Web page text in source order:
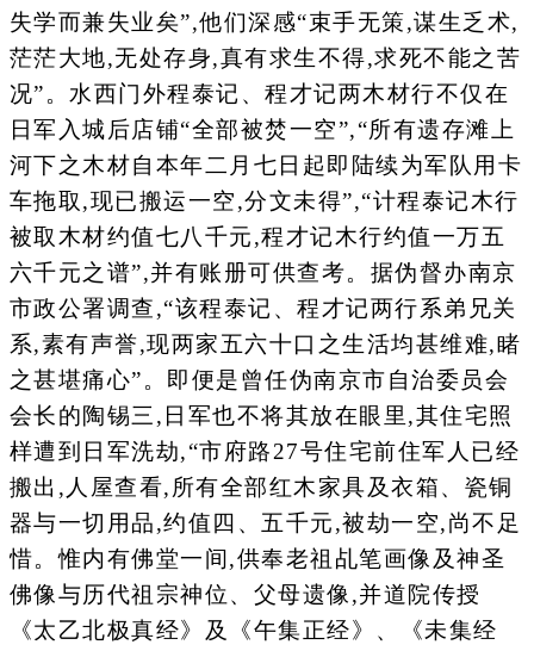
失学而兼失业矣”,他们深感“束手无策,谋生乏术,
茫茫大地,无处存身,真有求生不得,求死不能之苦
况”。水西门外程泰记、程才记两木材行不仅在
日军入城后店铺“全部被焚一空”,“所有遗存滩上
河下之木材自本年二月七日起即陆续为军队用卡
车拖取,现已搬运一空,分文未得”,“计程泰记木行
被取木材约值七八千元,程才记木行约值一万五
六千元之谱”,并有账册可供查考。据伪督办南京
市政公署调查,“该程泰记、程才记两行系弟兄关
系,素有声誉,现两家五六十口之生活均甚维难,睹
之甚堪痛心”。即便是曾任伪南京市自治委员会
会长的陶锡三,日军也不将其放在眼里,其住宅照
样遭到日军洗劫,“市府路27号住宅前住军人已经
搬出,人屋查看,所有全部红木家具及衣箱、瓷铜
器与一切用品,约值四、五千元,被劫一空,尚不足
惜。惟内有佛堂一间,供奉老祖乩笔画像及神圣
佛像与历代祖宗神位、父母遗像,并道院传授
《太乙北极真经》及《午集正经》、《未集经